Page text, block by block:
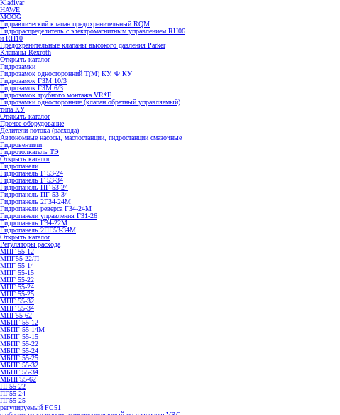
Kladivar
HAWE
MOOG
Гидравлический клапан предохранительный RQM
Гидрораспределитель с электромагнитным управлением RH06
и RH10
Предохранительные клапаны высокого давления Parker
Клапаны Rexroth
Открыть каталог
Гидрозамки
Гидрозамок односторонний Т(М) КУ, Ф КУ
Гидрозамок ГЗМ 10/3
Гидрозамок ГЗМ 6/3
Гидрозамок трубного монтажа VR*E
Гидрозамки односторонние (клапан обратный управляемый)
типа КУ
Открыть каталог
Прочее оборудование
Делители потока (расхода)
Автономные насосы, маслостанции, гидростанции смазочные
Гидровентили
Гидротолкатель ТЭ
Открыть каталог
Гидропанели
Гидропанель Г 53-24
Гидропанель Г 53-34
Гидропанель ПГ 53-24
Гидропанель ПГ 53-34
Гидропанель 2Г34-24М
Гидропанели реверса Г34-24М
Гидропанели управления Г31-26
Гидропанель Г34-22М
Гидропанель 2ПГ53-34М
Открыть каталог
Регуляторы расхода
МПГ 55-12
МПГ55-22/П
МПГ 55-14
МПГ 55-15
МПГ 55-22
МПГ 55-24
МПГ 55-25
МПГ 55-32
МПГ 55-34
МПГ55-62
МБПГ 55-12
МБПГ 55-14М
МБПГ 55-15
МБПГ 55-22
МБПГ 55-24
МБПГ 55-25
МБПГ 55-32
МБПГ 55-34
МБПГ55-62
ПГ55-22
ПГ55-24
ПГ55-25
регулируемый FC51